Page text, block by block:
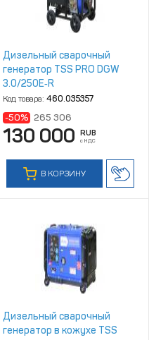
Дизельный сварочный
генератор TSS PRO DGW
3.0/250E‑R
Код товара: 460.035357
-50% 265 306
130 000 RUB
с НДС
В КОРЗИНУ
Дизельный сварочный
генератор в кожухе TSS